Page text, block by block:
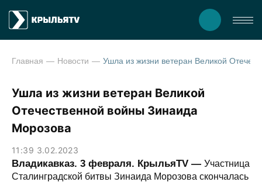
Главная Новости
Ушла из жизни ветеран Великой
Отечественной войны Зинаида
Морозова
11:39 3.02.2023
Владикавказ. 3 февраля. КрыльяТV — Участница
Сталинградской битвы Зинаида Морозова скончалась